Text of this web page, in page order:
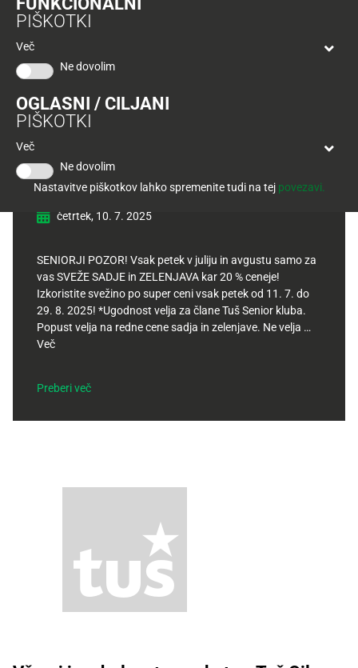
PIŠKOTKI
Več
Ne dovolim
OGLASNI / CILJANI
PIŠKOTKI
Več
Ne dovolim
Nastavitve piškotkov lahko spremenite tudi na tej povezavi.
Ponudba
velja
30.
2026
POGLEJTE IZDELKE
sveže sadje in zelenjavo
četrtek, 10. 7. 2025
SENIORJI POZOR! Vsak petek v juliju in avgustu samo za
vas SVEŽE SADJE in ZELENJAVA kar 20 % ceneje!
Izkoristite svežino po super ceni vsak petek od 11. 7. do
29. 8. 2025! *Ugodnost velja za člane Tuš Senior kluba.
Popust velja na redne cene sadja in zelenjave. Ne velja …
Več
Preberi več